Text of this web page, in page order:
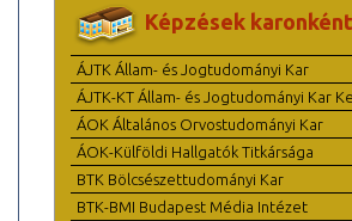
Képzések karonként
ÁJTK Állam- és Jogtudományi Kar
ÁJTK-KT Állam- és Jogtudományi Kar
ÁOK Általános Orvostudományi Kar
ÁOK-Külföldi Hallgatók Titkársága
BTK Bölcsészettudományi Kar
BTK-BMI Budapest Média Intézet